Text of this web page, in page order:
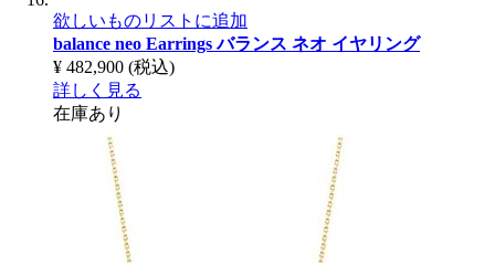
欲しいものリストに追加
balance neo Earringsバランス ネオ イヤリング
¥ 482,900 (税込)
詳しく見る
在庫あり